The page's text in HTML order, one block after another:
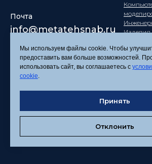
Почта
info@metatehsnab.ru
Изделия
Мы используем файлы cookie. Чтобы
предоставить вам больше возможностей.
использовать сайт, вы соглашаетесь с
cookie.
Принять
Отклонить